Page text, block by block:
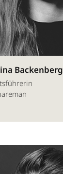
Backenberg